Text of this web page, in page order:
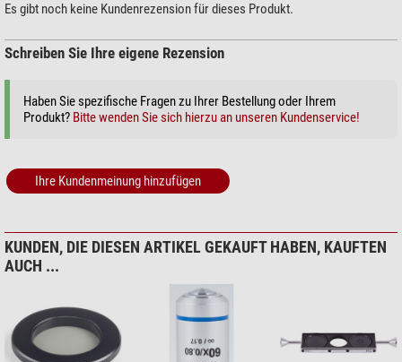
Es gibt noch keine Kundenrezension für dieses Produkt.
Schreiben Sie Ihre eigene Rezension
Haben Sie spezifische Fragen zu Ihrer Bestellung oder Ihrem
Produkt? Bitte wenden Sie sich hierzu an unseren Kundenservice!
Ihre Kundenmeinung hinzufügen
KUNDEN, DIE DIESEN ARTIKEL GEKAUFT HABEN, KAUFTEN
AUCH ...